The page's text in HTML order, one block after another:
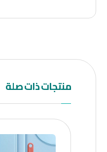
منتجات ذات صلة